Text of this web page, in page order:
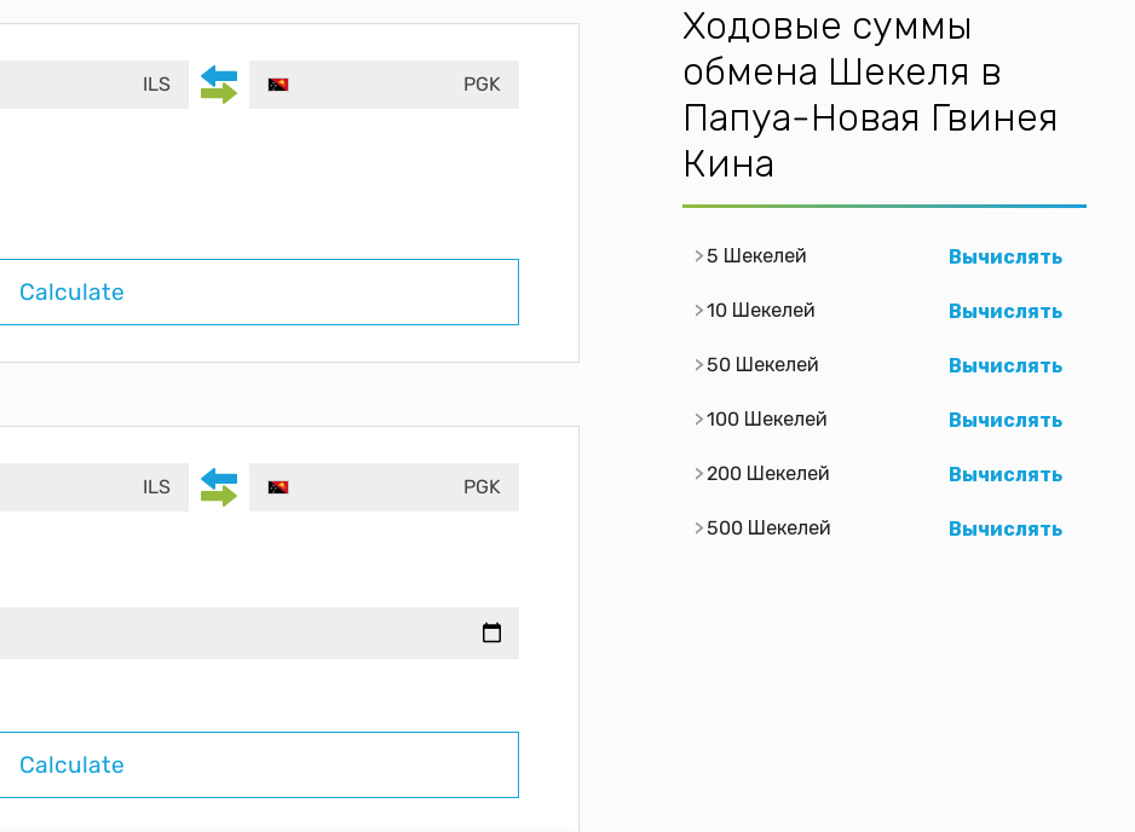
ILS PGK
Calculate
ILS PGK
Ходовые суммы
обмена Шекеля в
Папуа-Новая Гвинея
Кина
5 Шекелей Вычислять
10 Шекелей Вычислять
50 Шекелей Вычислять
100 Шекелей Вычислять
200 Шекелей Вычислять
500 Шекелей Вычислять